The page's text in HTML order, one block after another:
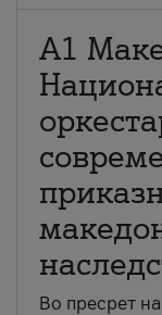
А1
Во пресрет